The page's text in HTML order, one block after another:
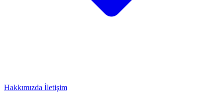
Hakkımızda İletişim